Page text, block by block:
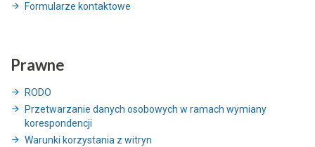
Formularze kontaktowe
Prawne
RODO
Przetwarzanie danych osobowych w ramach wymiany
korespondencji
Warunki korzystania z witryn